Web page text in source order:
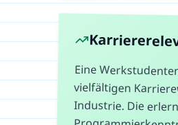
Eine
vielfältigen
Industrie. Die
Branchen gefragt.
Datenanalysen und